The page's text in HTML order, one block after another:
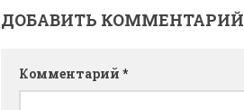
ДОБАВИТЬ КОММЕНТАРИЙ
Комментарий *